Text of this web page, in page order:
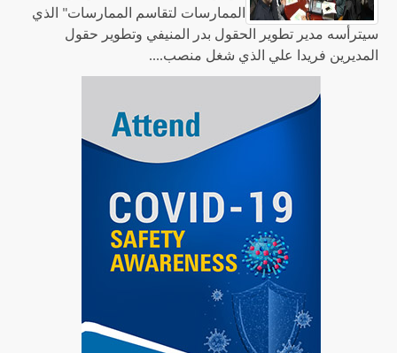
الممارسات لتقاسم الممارسات" الذي
سيترأسه مدير تطوير الحقول بدر المنيفي وتطوير حقول
المديرين فريدا علي الذي شغل منصب....